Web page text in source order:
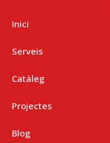
Inici
Serveis
Catàleg
Projectes
Blog